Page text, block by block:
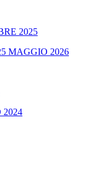
2025
MAGGIO 2026
2024